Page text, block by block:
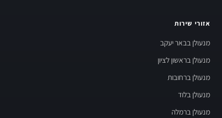
אזורי שירות
מנעולן בבאר יעקב
מנעולן בראשון לציון
מנעולן ברחובות
מנעולן בלוד
מנעולן ברמלה